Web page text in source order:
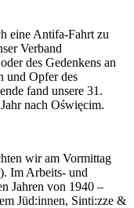
eine Antifa-Fahrt zu
Verband
des Gedenkens an
und Opfer des
fand unsere 31.
nach Oświęcim.
wir am Vormittag
Im Arbeits- und
Jahren von 1940 –
Jüd:innen, Sinti:zze &